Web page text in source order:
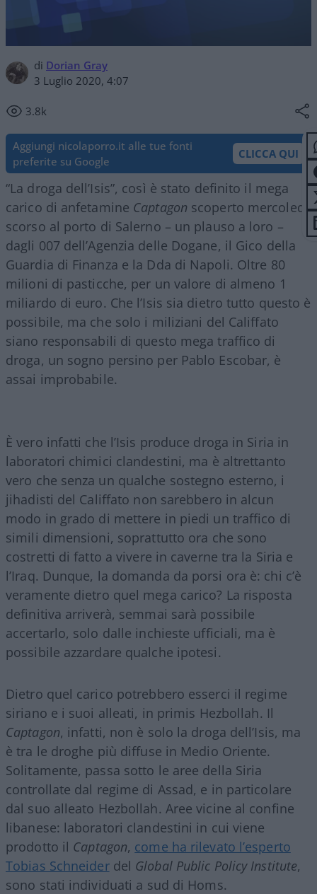
di Dorian Gray
3 Luglio 2020, 4:07
3.8k
Aggiungi nicolaporro.it alle tue fonti
preferite su Google
CLICCA QUI
“La droga dell’Isis”, così è stato definito il mega
carico di anfetamine Captagon scoperto mercoledì
scorso al porto di Salerno – un plauso a loro –
dagli 007 dell’Agenzia delle Dogane, il Gico della
Guardia di Finanza e la Dda di Napoli. Oltre 80
milioni di pasticche, per un valore di almeno 1
miliardo di euro. Che l’Isis sia dietro tutto questo è
possibile, ma che solo i miliziani del Califfato
siano responsabili di questo mega traffico di
droga, un sogno persino per Pablo Escobar, è
assai improbabile.
È vero infatti che l’Isis produce droga in Siria in
laboratori chimici clandestini, ma è altrettanto
vero che senza un qualche sostegno esterno, i
jihadisti del Califfato non sarebbero in alcun
modo in grado di mettere in piedi un traffico di
simili dimensioni, soprattutto ora che sono
costretti di fatto a vivere in caverne tra la Siria e
l’Iraq. Dunque, la domanda da porsi ora è: chi c’è
veramente dietro quel mega carico? La risposta
definitiva arriverà, semmai sarà possibile
accertarlo, solo dalle inchieste ufficiali, ma è
possibile azzardare qualche ipotesi.
Dietro quel carico potrebbero esserci il regime
siriano e i suoi alleati, in primis Hezbollah. Il
Captagon, infatti, non è solo la droga dell’Isis, ma
è tra le droghe più diffuse in Medio Oriente.
Solitamente, passa sotto le aree della Siria
controllate dal regime di Assad, e in particolare
dal suo alleato Hezbollah. Aree vicine al confine
libanese: laboratori clandestini in cui viene
prodotto il Captagon, come ha rilevato l’esperto
Tobias Schneiderdel Global Public Policy Institute,
sono stati individuati a sud di Homs.